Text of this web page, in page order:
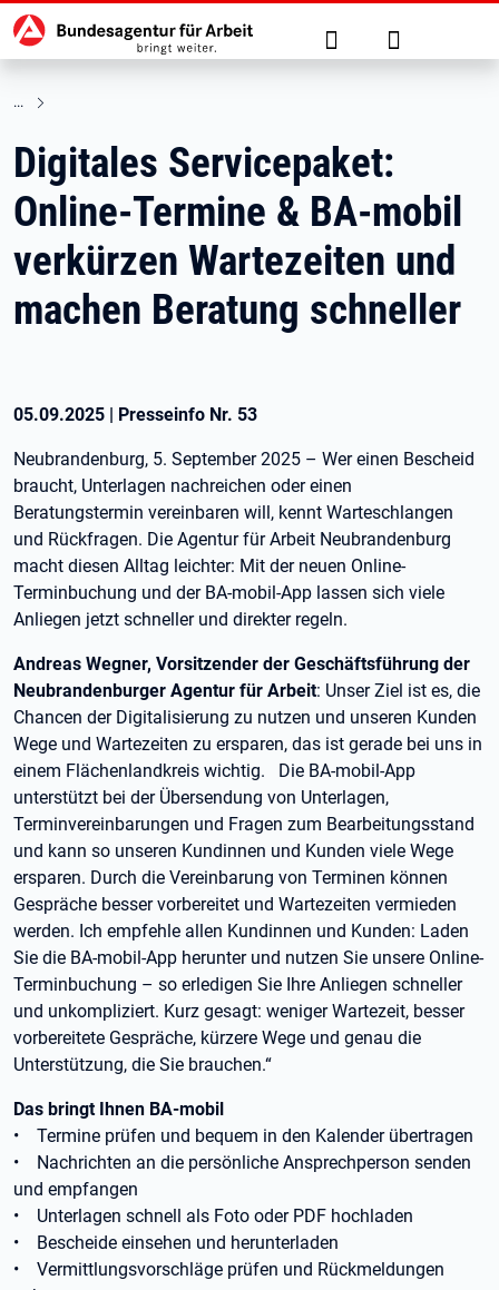
zu den Hauptinhalten springen
Hauptnavigation Suche Anmelden
Digitales Servicepaket:
Online-Termine & BA-mobil
verkürzen Wartezeiten und
machen Beratung schneller
05.09.2025 | Presseinfo Nr. 53
Neubrandenburg, 5. September 2025 – Wer einen Bescheid
braucht, Unterlagen nachreichen oder einen
Beratungstermin vereinbaren will, kennt Warteschlangen
und Rückfragen. Die Agentur für Arbeit Neubrandenburg
macht diesen Alltag leichter: Mit der neuen Online-
Terminbuchung und der BA-mobil-App lassen sich viele
Anliegen jetzt schneller und direkter regeln.
Andreas Wegner, Vorsitzender der Geschäftsführung der
Neubrandenburger Agentur für Arbeit: Unser Ziel ist es, die
Chancen der Digitalisierung zu nutzen und unseren Kunden
Wege und Wartezeiten zu ersparen, das ist gerade bei uns in
einem Flächenlandkreis wichtig. Die BA-mobil-App
unterstützt bei der Übersendung von Unterlagen,
Terminvereinbarungen und Fragen zum Bearbeitungsstand
und kann so unseren Kundinnen und Kunden viele Wege
ersparen. Durch die Vereinbarung von Terminen können
Gespräche besser vorbereitet und Wartezeiten vermieden
werden. Ich empfehle allen Kundinnen und Kunden: Laden
Sie die BA-mobil-App herunter und nutzen Sie unsere Online-
Terminbuchung – so erledigen Sie Ihre Anliegen schneller
und unkompliziert. Kurz gesagt: weniger Wartezeit, besser
vorbereitete Gespräche, kürzere Wege und genau die
Unterstützung, die Sie brauchen.“
Das bringt Ihnen BA-mobil
• Termine prüfen und bequem in den Kalender übertragen
• Nachrichten an die persönliche Ansprechperson senden
und empfangen
• Unterlagen schnell als Foto oder PDF hochladen
• Bescheide einsehen und herunterladen
• Vermittlungsvorschläge prüfen und Rückmeldungen